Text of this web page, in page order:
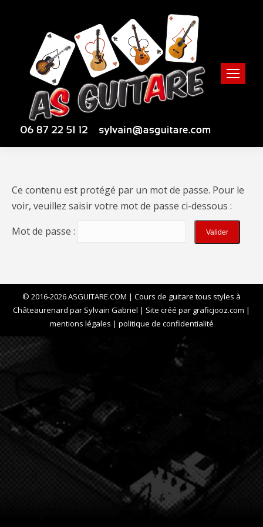
Ce contenu est protégé par un mot de passe. Pour le
voir, veuillez saisir votre mot de passe ci-dessous :
Mot de passe :
© 2016-2026 ASGUITARE.COM | Cours de guitare tous styles à
Châteaurenard par Sylvain Gabriel | Site créé par graficjooz.com |
mentions légales | politique de confidentialité